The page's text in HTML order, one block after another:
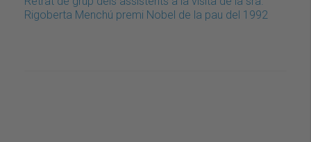
Rigoberta Menchú premi Nobel de la pau del 1992